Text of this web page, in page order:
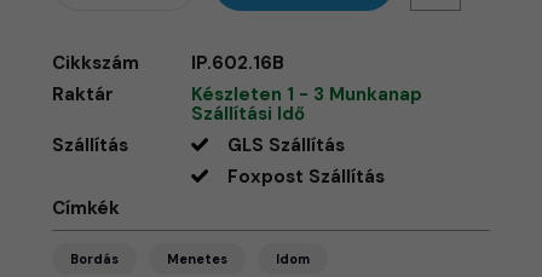
Cikkszám
IP.602.16B
Raktár
Készleten 1 - 3 Munkanap
Szállítási Idő
Szállítás
GLS Szállítás
Foxpost Szállítás
Címkék
Bordás Menetes Idom